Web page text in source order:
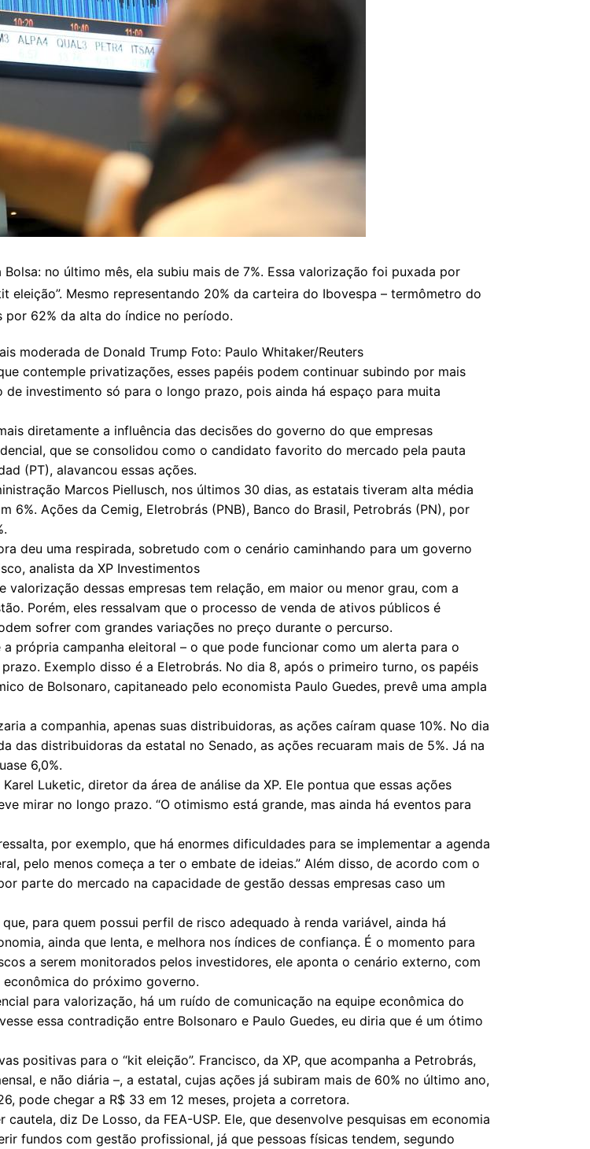
no último mês, ela subiu mais de 7%. Essa valorização foi puxada por
eleição”. Mesmo representando 20% da carteira do Ibovespa – termômetro do
por 62% da alta do índice no período.
moderada de Donald Trump Foto: Paulo Whitaker/Reuters
contemple privatizações, esses papéis podem continuar subindo por mais
investimento só para o longo prazo, pois ainda há espaço para muita
diretamente a influência das decisões do governo do que empresas
que se consolidou como o candidato favorito do mercado pela pauta
(PT), alavancou essas ações.
Marcos Piellusch, nos últimos 30 dias, as estatais tiveram alta média
6%. Ações da Cemig, Eletrobrás (PNB), Banco do Brasil, Petrobrás (PN), por
deu uma respirada, sobretudo com o cenário caminhando para um governo
analista da XP Investimentos
dessas empresas tem relação, em maior ou menor grau, com a
Porém, eles ressalvam que o processo de venda de ativos públicos é
sofrer com grandes variações no preço durante o percurso.
própria campanha eleitoral – o que pode funcionar como um alerta para o
Exemplo disso é a Eletrobrás. No dia 8, após o primeiro turno, os papéis
de Bolsonaro, capitaneado pelo economista Paulo Guedes, prevê uma ampla
a companhia, apenas suas distribuidoras, as ações caíram quase 10%. No dia
das distribuidoras da estatal no Senado, as ações recuaram mais de 5%. Já na
6,0%.
Luketic, diretor da área de análise da XP. Ele pontua que essas ações
mirar no longo prazo. “O otimismo está grande, mas ainda há eventos para
por exemplo, que há enormes dificuldades para se implementar a agenda
pelo menos começa a ter o embate de ideias.” Além disso, de acordo com o
parte do mercado na capacidade de gestão dessas empresas caso um
para quem possui perfil de risco adequado à renda variável, ainda há
ainda que lenta, e melhora nos índices de confiança. É o momento para
a serem monitorados pelos investidores, ele aponta o cenário externo, com
do próximo governo.
para valorização, há um ruído de comunicação na equipe econômica do
essa contradição entre Bolsonaro e Paulo Guedes, eu diria que é um ótimo
positivas para o “kit eleição”. Francisco, da XP, que acompanha a Petrobrás,
e não diária –, a estatal, cujas ações já subiram mais de 60% no último ano,
pode chegar a R$ 33 em 12 meses, projeta a corretora.
diz De Losso, da FEA-USP. Ele, que desenvolve pesquisas em economia
fundos com gestão profissional, já que pessoas físicas tendem, segundo